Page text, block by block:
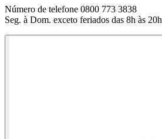
Número de telefone 0800 773 3838
Seg. à Dom. exceto feriados das 8h às 20h